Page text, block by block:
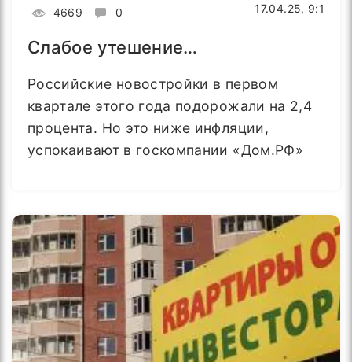
4669 0 17.04.25, 9:1
Слабое утешение…
Российские новостройки в первом
квартале этого года подорожали на 2,4
процента. Но это ниже инфляции,
успокаивают в госкомпании «Дом.РФ»